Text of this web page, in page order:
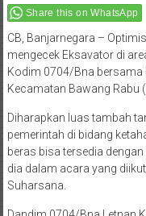
Share this on WhatsApp
CB, Banjarnegara –
mengecek Eksavator di
Kodim 0704/Bna bersama
Kecamatan Bawang Rabu
Diharapkan luas tambah
pemerintah di bidang
beras bisa tersedia
dia dalam acara yang
Suharsana.